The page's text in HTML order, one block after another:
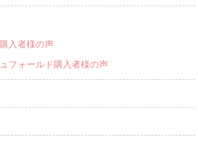
入者様の声
フォールド購入者様の声